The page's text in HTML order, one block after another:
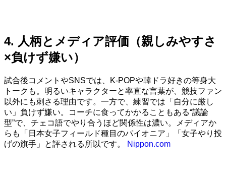
4. 人柄とメディア評価（親しみやすさ
×負けず嫌い）
試合後コメントやSNSでは、K-POPや韓ドラ好きの等身大
トークも。明るいキャラクターと率直な言葉が、競技ファン
以外にも刺さる理由です。一方で、練習では「自分に厳し
い」負けず嫌い。コーチに食ってかかることもある“議論
型”で、チェコ語でやり合うほど関係性は濃い。メディアか
らも「日本女子フィールド種目のパイオニア」「女子やり投
げの旗手」と評される所以です。
Nippon.com